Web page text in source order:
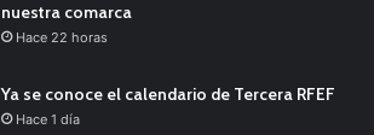
nuestra comarca
Hace 22 horas
Ya se conoce el calendario de Tercera RFEF
Hace 1 día